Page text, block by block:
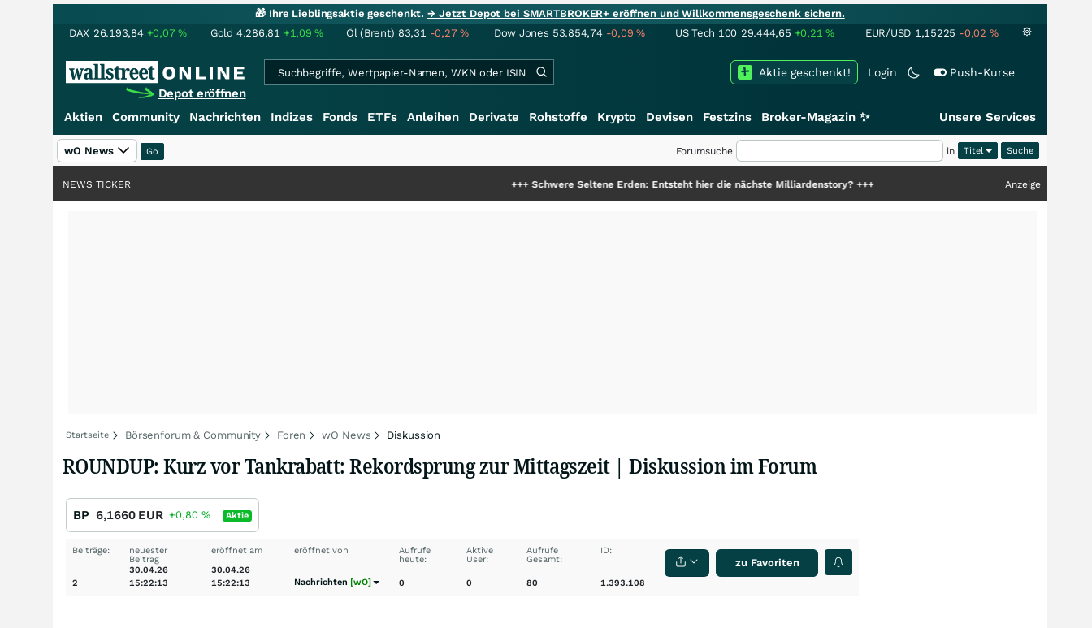
🎁 Ihre Lieblingsaktie geschenkt.→ Jetzt Depot bei SMARTBROKER+ eröffnen und Willkommensgeschenk sichern.
DAX 26.193,84 +0,07% Gold 4.286,81 +1,09% Öl (Brent) 83,31 -0,27% Dow Jones 53.854,74 -0,09% US Tech 100 29.444,65 +0,21% EUR/USD 1,15225 -0,02 %
Depot eröffnen
Login Push-Kurse
Aktie geschenkt!
Aktien Community Nachrichten Indizes Fonds ETFs Anleihen Derivate Rohstoffe Krypto Devisen Festzins Broker-Magazin ✨ Unsere Services
wO News Forumsuche in Titel
Schwere Seltene Erden: Entsteht hier die nächste Milliardenstory?+++ Anzeige
NEWS TICKER
Startseite Börsenforum & Community Foren wO News Diskussion
ROUNDUP: Kurz vor Tankrabatt: Rekordsprung zur Mittagszeit | Diskussion im Forum
BP 6,1660 EUR +0,80 % Aktie
Beiträge:
2
neuester
Beitrag
30.04.26
15:22:13
eröffnet am
30.04.26
15:22:13
eröffnet von
Nachrichten [wO]
Aufrufe
heute:
0
Aktive
User:
0
Aufrufe
Gesamt:
80
ID:
1.393.108
zu Favoriten